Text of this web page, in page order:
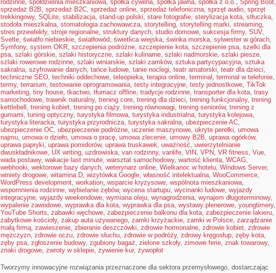
rodzinne, spółdzielnia mieszkaniowa, spółka cywilna, spółka jawna, spółka z o.o., Spring Boot,
sprzedaż B2B, sprzedaż B2C, sprzedaż online, sprzedaż telefoniczna, sprzęt audio, sprzęt
trekkingowy, SQLite, stabilizacja, stand-up polski, stare fotografie, sterylizacja kota, stłuczka,
stodoła mieszkalna, stomatologia zachowawcza, storytelling, storytelling marki, streaming,
stres przewlekły, stroje regionalne, struktury danych, studio domowe, sukcesja firmy, SUV,
Svelte, światło niebieskie, światłowód, świetlica wiejska, świnka morska, sylwester w górach,
Symfony, system OKR, szczepienia podróżne, szczepienie kota, szczepienie psa, szelki dla
psa, szlaki górskie, szlaki historyczne, szlaki kulinarne, szlaki nadmorskie, szlaki piesze,
szlaki rowerowe rodzinne, szlaki winiarskie, szlaki zamków, sztuka partycypacyjna, sztuka
sakralna, szyfrowanie danych, tańce ludowe, tanie noclegi, teatr amatorski, teatr dla dzieci,
techniczne SEO, techniki oddechowe, teleopieka, terapia online, terminal , terminal w telefonie,
termy, terrarium, testowanie oprogramowania, testy integracyjne, testy jednostkowe, TikTok
marketing, tiny house, tkactwo, tłumacz offline, tradycje rodzinne, transporter dla kota, trasy
samochodowe, trawnik naturalny, trening core, trening dla dzieci, trening funkcjonalny, trening
kettlebell , trening kobiet, trening po ciąży, trening równowagi, trening seniorów, trening z
gumami, tuning optyczny, turystyka filmowa, turystyka industrialna, turystyka kolejowa,
turystyka literacka, turystyka przyrodnicza, turystyka sakralna, ubezpieczenie AC,
ubezpieczenie OC, ubezpieczenie podróżne, uczenie maszynowe, ukryte perełki, umowa
najmu, umowa o dzieło, umowa o pracę, umowa zlecenie, umowy B2B, uprawa ogórków,
uprawa papryki, uprawa pomidorów, uprawa truskawek, uważność, uwierzytelnianie
dwuskładnikowe, UX writing, uzdrowiska, van rodzinny, vanlife, VIN, VPN, VR fitness, Vue,
wada postawy, wakacje last minute, warsztat samochodowy, wartość klienta, WCAG,
webhooki, wektorowe bazy danych, weterynarz online, Wielkanoc w hotelu, Windows Server,
winiety drogowe, witamina D, wizytówka Google, własność intelektualna, WooCommerce,
WordPress development, workation, wsparcie kryzysowe, wspólnota mieszkaniowa,
wspomnienia rodzinne, wybielanie zębów, wycena startupu, wycinanki ludowe, wyjazdy
integracyjne, wyjazdy weekendowe, wymiana oleju, wynagrodzenia, wynajem długoterminowy,
wypalenie zawodowe, wyprawka dla kota, wyprawka dla psa, wystawy plenerowe, youngtimery,
YouTube Shorts, zabawki węchowe, zabezpieczenie balkonu dla kota, zabezpieczenie lakieru,
zabytkowe kościoły, zakup auta używanego, zamki krzyżackie, zamki w Polsce, zarządzanie
małą firmą, zawieszenie, zbieranie deszczówki, zdrowie hormonalne, zdrowie kobiet, zdrowie
mężczyzn, zdrowie oczu, zdrowie słuchu, zdrowie w podróży, zdrowy kręgosłup, zęby kota,
zęby psa, zgłoszenie budowy, zgubiony bagaż, zielone szkoły, zimowe ferie, znak towarowy,
znaki drogowe, zwroty w sklepie, żywienie kur, żywopłot
Tworzymy innowacyjne rozwiązania przeznaczone dla sektora przemysłowego, dostarczając